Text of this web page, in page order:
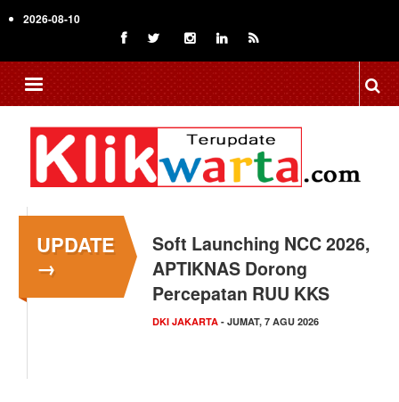
to
content
2026-08-10
UPDATE
→
Soft Launching NCC 2026,
APTIKNAS Dorong
Percepatan RUU KKS
DKI JAKARTA - JUMAT, 7 AGU 2026